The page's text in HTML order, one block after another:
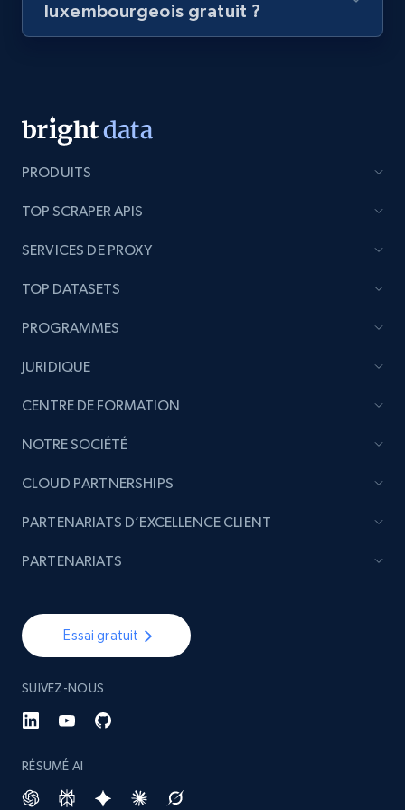
luxembourgeois gratuit ?
PRODUITS
TOP SCRAPER APIS
SERVICES DE PROXY
TOP DATASETS
PROGRAMMES
JURIDIQUE
CENTRE DE FORMATION
NOTRE SOCIÉTÉ
Essai gratuit
SUIVEZ-NOUS
RÉSUMÉ AI
CLOUD PARTNERSHIPS
PARTENARIATS D’EXCELLENCE CLIENT
PARTENARIATS